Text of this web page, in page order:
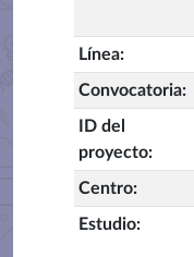
Línea:
Convocatoria:
ID del
proyecto:
Centro:
Estudio: